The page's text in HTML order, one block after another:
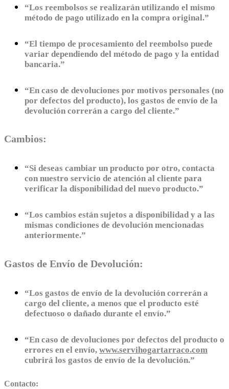
“Los reembolsos se realizarán utilizando el mismo
método de pago utilizado en la compra original.”
“El tiempo de procesamiento del reembolso puede
variar dependiendo del método de pago y la entidad
bancaria.”
“En caso de devoluciones por motivos personales (no
por defectos del producto), los gastos de envío de la
devolución correrán a cargo del cliente.”
Cambios:
“Si deseas cambiar un producto por otro, contacta
con nuestro servicio de atención al cliente para
verificar la disponibilidad del nuevo producto.”
“Los cambios están sujetos a disponibilidad y a las
mismas condiciones de devolución mencionadas
anteriormente.”
Gastos de Envío de Devolución:
“Los gastos de envío de la devolución correrán a
cargo del cliente, a menos que el producto esté
defectuoso o dañado durante el envío.”
“En caso de devoluciones por defectos del producto o
errores en el envío, www.servihogartarraco.com
cubrirá los gastos de envío de la devolución.”
Contacto: